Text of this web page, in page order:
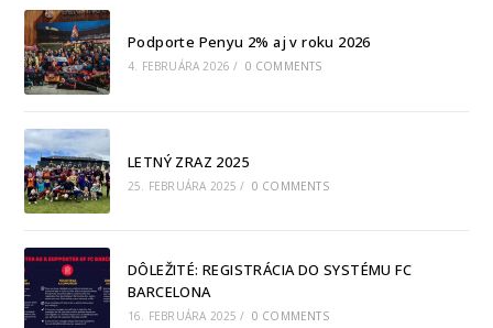
Podporte Penyu 2% aj v roku 2026
4. FEBRUÁRA 2026 / 0 COMMENTS
LETNÝ ZRAZ 2025
25. FEBRUÁRA 2025 / 0 COMMENTS
DÔLEŽITÉ: REGISTRÁCIA DO SYSTÉMU FC
BARCELONA
16. FEBRUÁRA 2025 / 0 COMMENTS